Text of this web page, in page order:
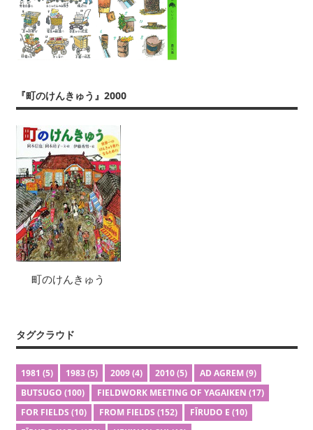
す。
『町のけんきゅう』2000
町のけんきゅう
タグクラウド
1981 (5) 1983(5) 2009(4) 2010(5) AD AGREM(9)
BUTSUGO (100) FIELDWORK MEETING OF YAGAIKEN (17)
FOR FIELDS (10) FROM FIELDS (152) FĪRUDO E (10)